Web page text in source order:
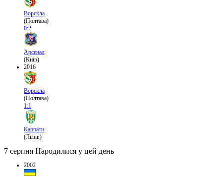
Ворскла
(Полтава)
0:2
Арсенал
(Київ)
2016
Ворскла
(Полтава)
1:1
Карпати
(Львів)
7 серпня Народилися у цей день
2002